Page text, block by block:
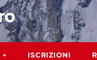
ISCRIZIONI